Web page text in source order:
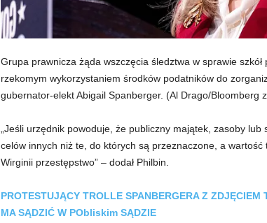
Grupa prawnicza żąda wszczęcia śledztwa w sprawie
rzekomym wykorzystaniem środków podatników do
gubernator-elekt Abigail Spanberger. (Al Drago/Bloomberg
„Jeśli urzędnik powoduje, że publiczny majątek, zasoby
celów innych niż te, do których są przeznaczone, a
Wirginii przestępstwo” – dodał Philbin.
PROTESTUJĄCY TROLLE SPANBERGERA Z ZDJĘCIEM
MA SĄDZIĆ W PObliskim SĄDZIE